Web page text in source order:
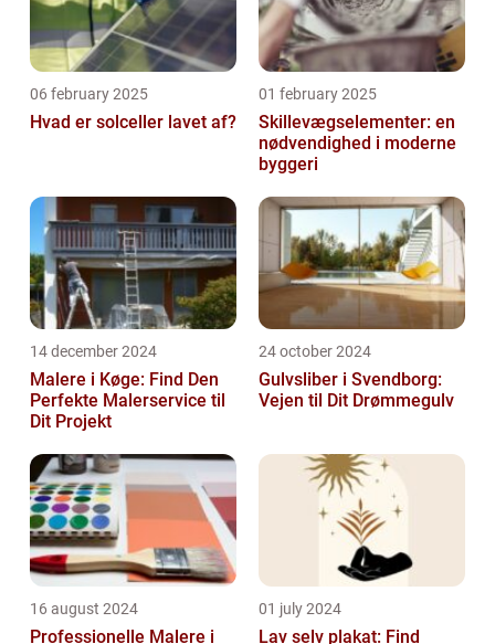
06 february 2025
Hvad er solceller lavet af?
01 february 2025
Skillevægselementer: en
nødvendighed i moderne
byggeri
14 december 2024
Malere i Køge: Find Den
Perfekte Malerservice til
Dit Projekt
24 october 2024
Gulvsliber i Svendborg:
Vejen til Dit Drømmegulv
16 august 2024
Professionelle Malere i
01 july 2024
Lav selv plakat: Find